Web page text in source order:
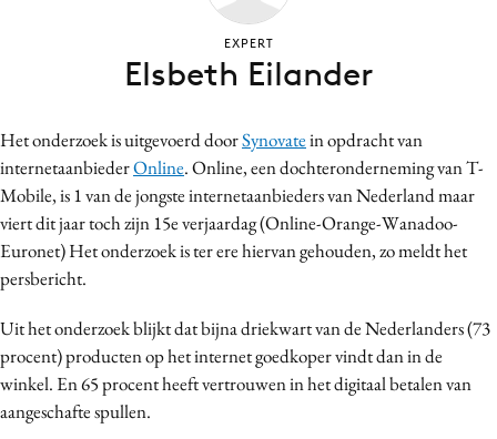
Craft
Customer Experience
Data & Insights
Design
Digital transformation
Diversiteit
Effectiviteit
Gedragsverandering
Influencer marketing
Het onderzoek is uitgevoerd doorSynovatein opdracht van
internetaanbiederOnline. Online, een dochteronderneming van T-
Mobile, is 1 van de jongste internetaanbieders van Nederland maar
viert dit jaar toch zijn 15e verjaardag (Online-Orange-Wanadoo-
Euronet) Het onderzoek is ter ere hiervan gehouden, zo meldt het
persbericht.
Uit het onderzoek blijkt dat bijna driekwart van de Nederlanders (73
procent) producten op het internet goedkoper vindt dan in de
winkel. En 65 procent heeft vertrouwen in het digitaal betalen van
aangeschafte spullen.
EXPERT
Elsbeth Eilander